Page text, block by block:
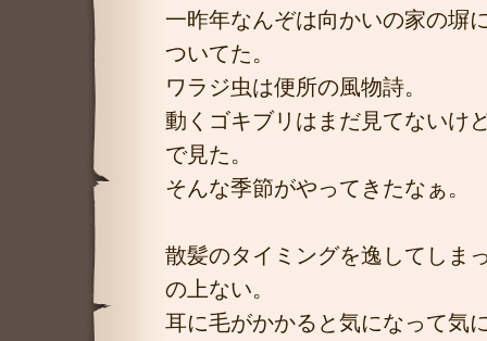
一昨年なんぞは向かいの家の塀
ついてた。
ワラジ虫は便所の風物詩。
動くゴキブリはまだ見てないけ
で見た。
そんな季節がやってきたなぁ。
散髪のタイミングを逸してしま
の上ない。
耳に毛がかかると気になって気